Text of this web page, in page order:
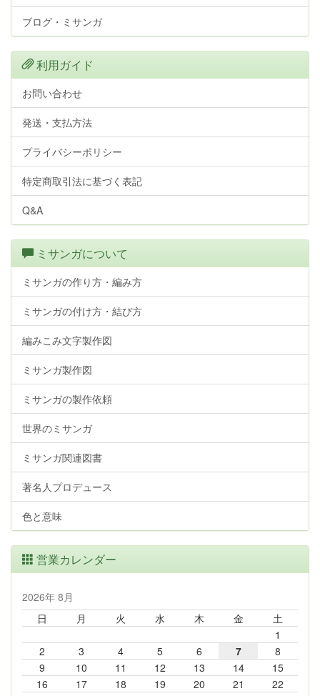
ブログ・ミサンガ
利用ガイド
お問い合わせ
発送・支払方法
プライバシーポリシー
特定商取引法に基づく表記
Q&A
ミサンガについて
ミサンガの作り方・編み方
ミサンガの付け方・結び方
編みこみ文字製作図
ミサンガ製作図
ミサンガの製作依頼
世界のミサンガ
ミサンガ関連図書
著名人プロデュース
色と意味
営業カレンダー
2026年 8月
日
月 火 水 木 金
土
1
2
3 4 5 6 7
8
9
10 11 12 13 14
15
16
17 18 19 20 21
22